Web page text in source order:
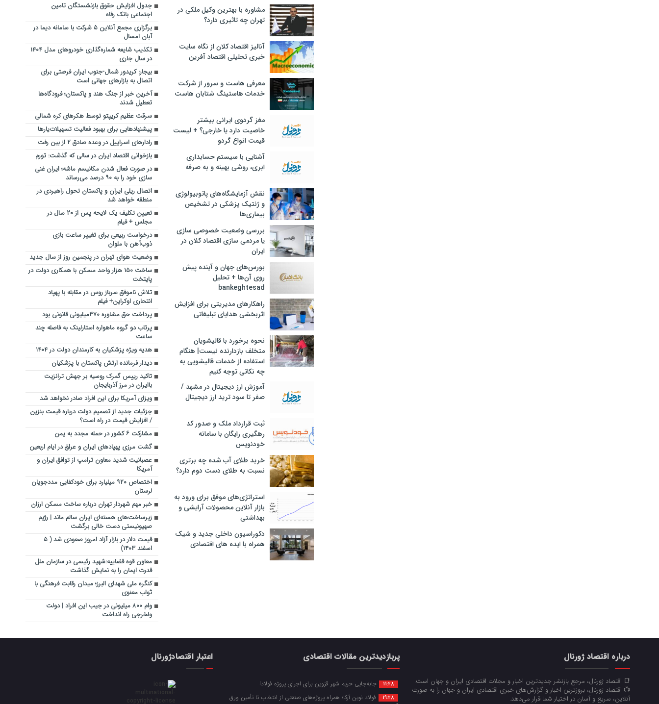
مشاوره با بهترین وکیل ملکی در
تهران چه تاثیری دارد؟
آنالیز اقتصاد کلان از نگاه سایت
خبری تحلیلی اقتصاد آفرین
معرفی هاست و سرور از شرکت
خدمات هاستینگ شتابان هاست
مغز گردوی ایرانی بیشتر
خاصیت دارد یا خارجی؟ + لیست
قیمت انواع گردو
آشنایی با سیستم حسابداری
ابری، روشی بهینه و به صرفه
نقش آزمایشگاه‌های پاتوبیولوژی
و ژنتیک پزشکی در تشخیص
بیماری‌ها
بررسی وضعیت خصوصی سازی
یا مردمی سازی اقتصاد کلان در
ایران
بورس‌های جهان و آینده پیش
روی آن‌ها + تحلیل
bankeghtesad
راهکارهای مدیریتی برای افزایش
اثربخشی هدایای تبلیغاتی
نحوه برخورد با قالیشویان
متخلف بازدارنده نیست| هنگام
استفاده از خدمات قالیشویی به
چه نکاتی توجه کنیم
آموزش ارز دیجیتال در مشهد /
صفر تا سود ترید ارز دیجیتال
ثبت قرارداد ملک و صدور کد
رهگیری رایگان با سامانه
خودنویس
خرید طلای آب شده چه برتری
نسبت به طلای دست دوم دارد؟
استراتژی‌های موفق برای ورود به
بازار آنلاین محصولات آرایشی و
بهداشتی
دکوراسیون داخلی جدید و شیک
همراه با ایده های اقتصادی
جدول افزایش حقوق بازنشستگان تامین
اجتماعی بانک رفاه
برگزاری مجمع آنلاین ۵ شرکت با سامانه دیما در
آبان امسال
تکذیب شایعه شماره‌گذاری خودروهای مدل ۱۴۰۴
در سال جاری
بیجار: کریدور شمال-جنوب ایران فرصتی برای
اتصال به بازارهای جهانی است
آخرین خبر از جنگ هند و پاکستان؛ فرودگاه‌ها
تعطیل شدند
سرقت عظیم کریپتو توسط هکرهای کره شمالی
پیشنهادهایی برای بهبود فعالیت تسهیلات‌یارها
رادارهای اسراییل در وعده صادق ۲ از بین رفت
بازخوانی اقتصاد ایران در سالی که گذشت: تورم
در صورت فعال شدن مکانیسم ماشه؛ ایران غنی
سازی خود را به ۹۰ درصد می‌رساند
اتصال ریلی ایران و پاکستان تحول راهبردی در
منطقه خواهد شد
تعیین تکلیف یک لایحه پس از ۲۰ سال در
مجلس + فیلم
درخواست ربیعی برای تغییر ساعت بازی
ذوب‌آهن با ملوان
وضعیت هوای تهران در پنجمین روز از سال جدید
ساخت ۱۵۰ هزار واحد مسکن با همکاری دولت در
پایتخت
تلاش ناموفق سرباز روس در مقابله با پهپاد
انتحاری اوکراین+ فیلم
پرداخت حق‌ مشاوره ۳۷۰میلیونی قانونی بود
پرتاب دو گروه ماهواره استارلینک به فاصله چند
ساعت
هدیه ویژه پزشکیان به کارمندان دولت در ۱۴۰۴
دیدار فرمانده ارتش پاکستان با پزشکیان
تاکید رییس گمرک روسیه بر جهش ترانزیت
باایران در مرز آذربایجان
ویزای آمریکا برای این افراد صادر نخواهد شد
جزئیات جدید از تصمیم دولت درباره قیمت بنزین
/ افزایش قیمت در راه است؟
مشارکت ۶ کشور در حمله مجدد به یمن
گشت مرزی پهپادهای ایران و عراق در ایام اربعین
عصبانیت شدید معاون ترامپ از توافق ایران و
آمریکا
اختصاص ۹۲۰ میلیارد برای خودکفایی مددجویان
لرستان
خبر مهم شهردار تهران درباره ساخت مسکن ارزان
زیرساخت‌های هسته‌ای ایران سالم ماند | رژیم
صهیونیستی دست خالی برگشت
قیمت دلار در بازار آزاد امروز صعودی شد ( ۵
اسفند ۱۴۰۳)
معاون قوه قضاییه:شهید رئیسی در سازمان ملل
قدرت ایمان را به نمایش گذاشت
کنگره ملی شهدای البرز؛ میدان رقابت فرهنگی با
ثواب معنوی
وام ۸۰۰ میلیونی در جیب این افراد | دولت
ولخرجی راه انداخت
درباره اقتصاد ژورنال
📑 اقتصاد ژورنال، مرجع بازنشر جدیدترین اخبار و مجلات اقتصادی ایران و جهان است.
📺 اقتصاد ژورنال، بروزترین اخبار و گزارش‌های خبری اقتصادی ایران و جهان را به صورت
آنلاین، سریع و آسان در اختیار شما قرار می‌‌دهد.
پربازدیدترین مقالات اقتصادی
11:28 جابه‌جایی حریم شهر قزوین برای اجرای پروژه فولاد!
19:28
فولاد نوین آرکا؛ همراه پروژه‌های صنعتی از انتخاب تا تأمین ورق
اعتبار اقتصادژورنال